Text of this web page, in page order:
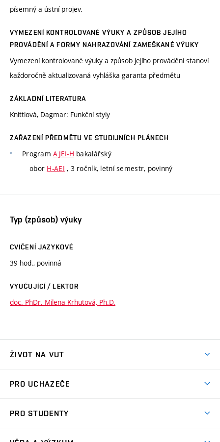
písemný a ústní projev.
VYMEZENÍ KONTROLOVANÉ VÝUKY A ZPŮSOB JEJÍHO
PROVÁDĚNÍ A FORMY NAHRAZOVÁNÍ ZAMEŠKANÉ VÝUKY
Vymezení kontrolované výuky a způsob jejího provádění stanoví
každoročně aktualizovaná vyhláška garanta předmětu
ZÁKLADNÍ LITERATURA
Knittlová, Dagmar: Funkční styly
ZAŘAZENÍ PŘEDMĚTU VE STUDIJNÍCH PLÁNECH
ProgramAJEI-H bakalářský
obor H-AEI , 3 ročník, letní semestr, povinný
Typ (způsob) výuky
CVIČENÍ JAZYKOVÉ
39 hod., povinná
VYUČUJÍCÍ / LEKTOR
doc. PhDr. Milena Krhutová, Ph.D.
ŽIVOT NA VUT
Koleje
PRO UCHAZEČE
Dny otevřených dveří
PRO STUDENTY